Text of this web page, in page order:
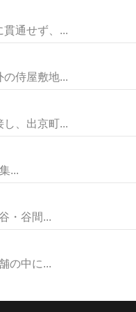
通せず、...
侍屋敷地...
、出京町...
...
・谷間...
の中に...